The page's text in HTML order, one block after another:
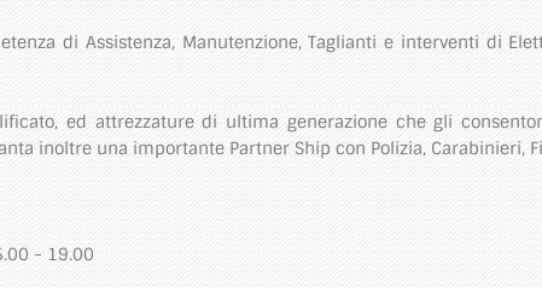
di Assistenza, Manutenzione, Taglianti e interventi di
ed attrezzature di ultima generazione che gli
inoltre una importante Partner Ship con Polizia, Carabinieri,
- 19.00